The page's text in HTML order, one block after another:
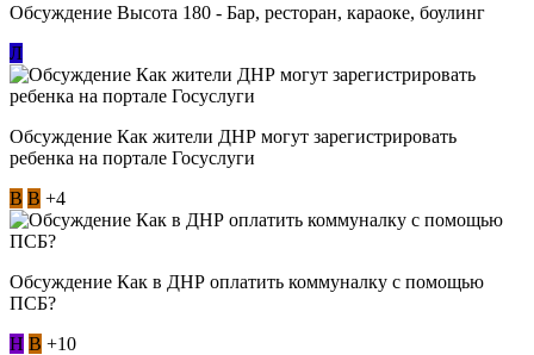
Обсуждение Высота 180 - Бар, ресторан, караоке, боулинг
Л
Обсуждение Как жители ДНР могут зарегистрировать
ребенка на портале Госуслуги
В В +4
Обсуждение Как в ДНР оплатить коммуналку с помощью
ПСБ?
Н В +10